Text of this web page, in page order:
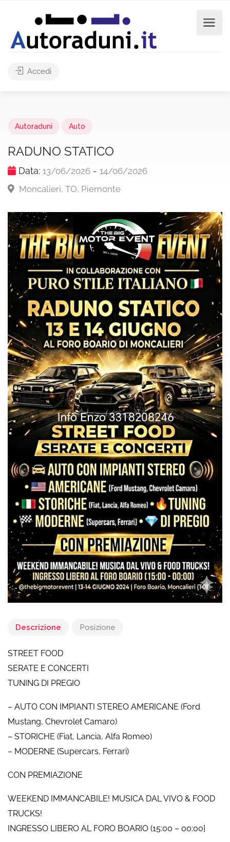
Accedi
Autoraduni Auto
RADUNO STATICO
Data: 13/06/2026 - 14/06/2026
Moncalieri, TO, Piemonte
Descrizione Posizione
STREET FOOD
SERATE E CONCERTI
TUNING DI PREGIO
– AUTO CON IMPIANTI STEREO AMERICANE (Ford
Mustang, Chevrolet Camaro)
– STORICHE (Fiat, Lancia, Alfa Romeo)
– MODERNE (Supercars, Ferrari)
CON PREMIAZIONE
WEEKEND IMMANCABILE! MUSICA DAL VIVO & FOOD
TRUCKS!
INGRESSO LIBERO AL FORO BOARIO (15:00 – 00:00]